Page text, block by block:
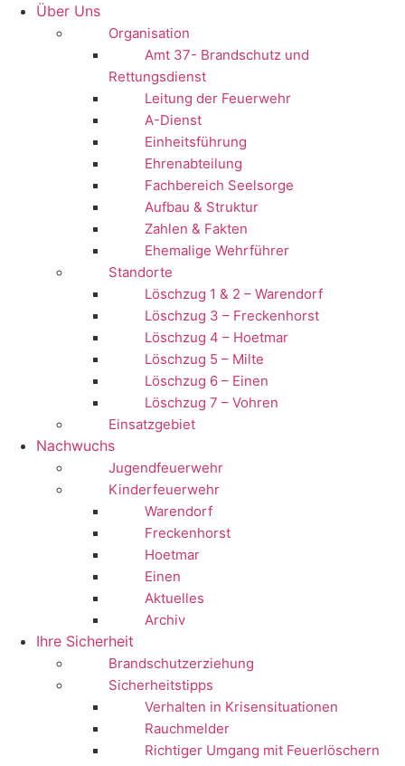
Über Uns
Organisation
Amt 37- Brandschutz und
Rettungsdienst
Leitung der Feuerwehr
A-Dienst
Einheitsführung
Ehrenabteilung
Fachbereich Seelsorge
Aufbau & Struktur
Zahlen & Fakten
Ehemalige Wehrführer
Standorte
Löschzug 1 & 2 – Warendorf
Löschzug 3 – Freckenhorst
Löschzug 4 – Hoetmar
Löschzug 5 – Milte
Löschzug 6 – Einen
Löschzug 7 – Vohren
Einsatzgebiet
Nachwuchs
Jugendfeuerwehr
Kinderfeuerwehr
Warendorf
Freckenhorst
Hoetmar
Einen
Aktuelles
Archiv
Ihre Sicherheit
Brandschutzerziehung
Sicherheitstipps
Verhalten in Krisensituationen
Rauchmelder
Richtiger Umgang mit Feuerlöschern